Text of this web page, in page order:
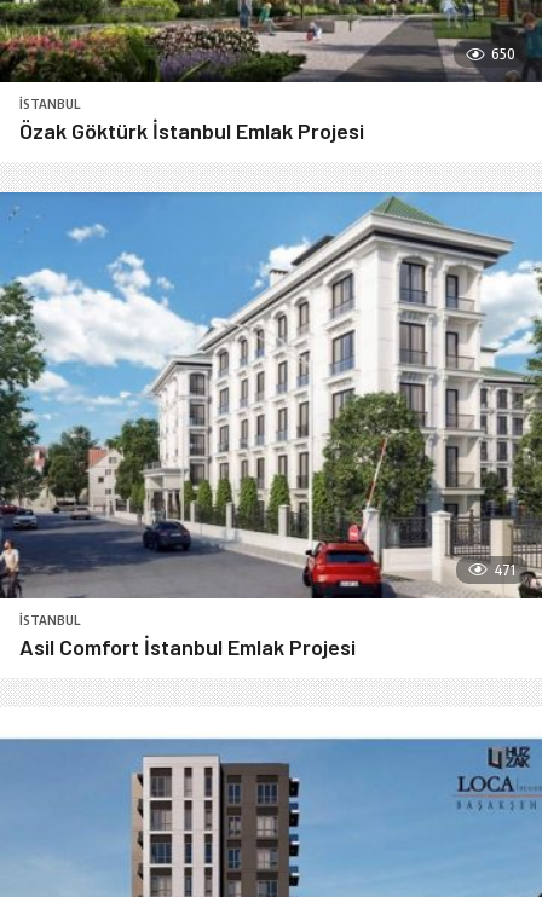
650
İSTANBUL
Özak Göktürk İstanbul Emlak Projesi
471
İSTANBUL
Asil Comfort İstanbul Emlak Projesi